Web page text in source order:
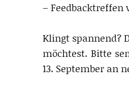
– Feedbacktreffen
Klingt spannend?
möchtest. Bitte
13. September an